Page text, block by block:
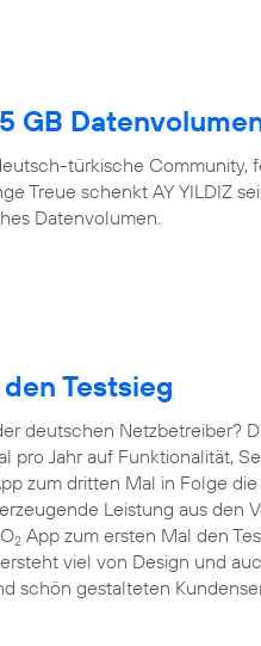
GB
türkische Community,
Treue schenkt AY YILDIZ
Datenvolumen.
Testsieg
deutschen Netzbetreiber?
Jahr auf Funktionalität,
zum dritten Mal in Folge die
Leistung aus den
2 App zum ersten Mal den
viel von Design und
schön gestalteten